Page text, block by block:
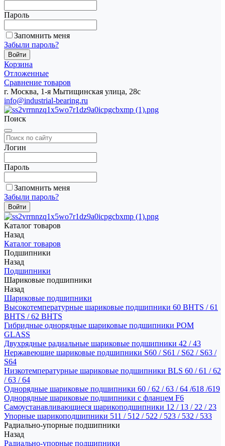
Пароль
Запомнить меня
Забыли пароль?
Корзина
Отложенные
Сравнение товаров
г. Москва, 1-я Мытищинская улица, 28с
info@industrial-bearing.ru
Поиск
Логин
Пароль
Запомнить меня
Забыли пароль?
Каталог товаров
Назад
Каталог товаров
Подшипники
Назад
Подшипники
Шариковые подшипники
Назад
Шариковые подшипники
Высокотемпературные шариковые подшипники 60 BHTS / 61
BHTS / 62 BHTS
Гибридные однорядные шариковые подшипники POM
GLASS
Двухрядные радиальные шариковые подшипники 42 / 43
Нержавеющие шариковые подшипники S60 / S61 / S62 / S63 /
S64
Низкотемпературные шариковые подшипники BLS 60 / 61 / 62
/ 63 / 64
Однорядные шариковые подшипники 60 / 62 / 63 / 64 /618 /619
Однорядные шариковые подшипники с фланцем F6
Самоустанавливающиеся шарикоподшипники 12 / 13 / 22 / 23
Упорные шарикоподшипники 511 / 512 / 522 / 523 / 532 / 533
Радиально-упорные подшипники
Назад
Радиально-упорные подшипники